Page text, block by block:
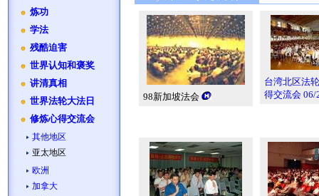
炼功
学法
残酷迫害
世界认知和褒奖
讲清真相
世界法轮大法日
修炼心得交流会
其他地区
亚太地区
欧洲
加拿大
98新加坡法会
台湾北区法
得交流会 06/